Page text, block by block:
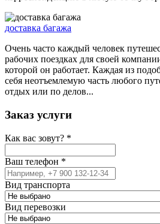
доставка багажа
Очень часто каждый человек
рабочих поездках для своей
которой он работает. Каждая из
себя неотъемлемую часть любого
отдых или по делов...
Заказ услуги
Как вас зовут? *
Ваш телефон *
Вид транспорта
Вид перевозки